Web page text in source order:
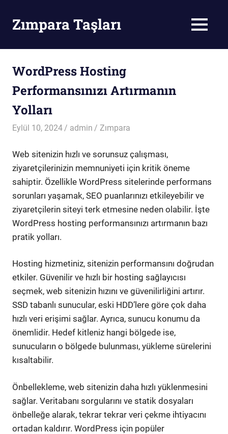
contentZımpara Taşları MENU
WordPress Hosting
Performansınızı Artırmanın
Yolları
Eylül 10, 2024 admin Zımpara
Web sitenizin hızlı ve sorunsuz çalışması,
ziyaretçilerinizin memnuniyeti için kritik öneme
sahiptir. Özellikle WordPress sitelerinde performans
sorunları yaşamak, SEO puanlarınızı etkileyebilir ve
ziyaretçilerin siteyi terk etmesine neden olabilir. İşte
WordPress hosting performansınızı artırmanın bazı
pratik yolları.
Hosting hizmetiniz, sitenizin performansını doğrudan
etkiler. Güvenilir ve hızlı bir hosting sağlayıcısı
seçmek, web sitenizin hızını ve güvenilirliğini artırır.
SSD tabanlı sunucular, eski HDD’lere göre çok daha
hızlı veri erişimi sağlar. Ayrıca, sunucu konumu da
önemlidir. Hedef kitleniz hangi bölgede ise,
sunucuların o bölgede bulunması, yükleme sürelerini
kısaltabilir.
Önbellekleme, web sitenizin daha hızlı yüklenmesini
sağlar. Veritabanı sorgularını ve statik dosyaları
önbelleğe alarak, tekrar tekrar veri çekme ihtiyacını
ortadan kaldırır. WordPress için popüler